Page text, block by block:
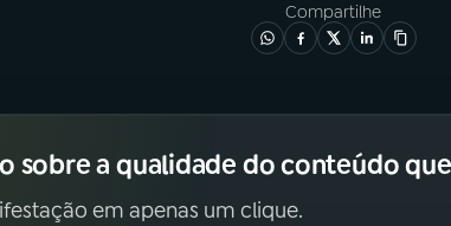
Compartilhe
sobre a qualidade do conteúdo
em apenas um clique.